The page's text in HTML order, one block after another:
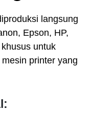
langsung
Epson, HP,
untuk
printer yang